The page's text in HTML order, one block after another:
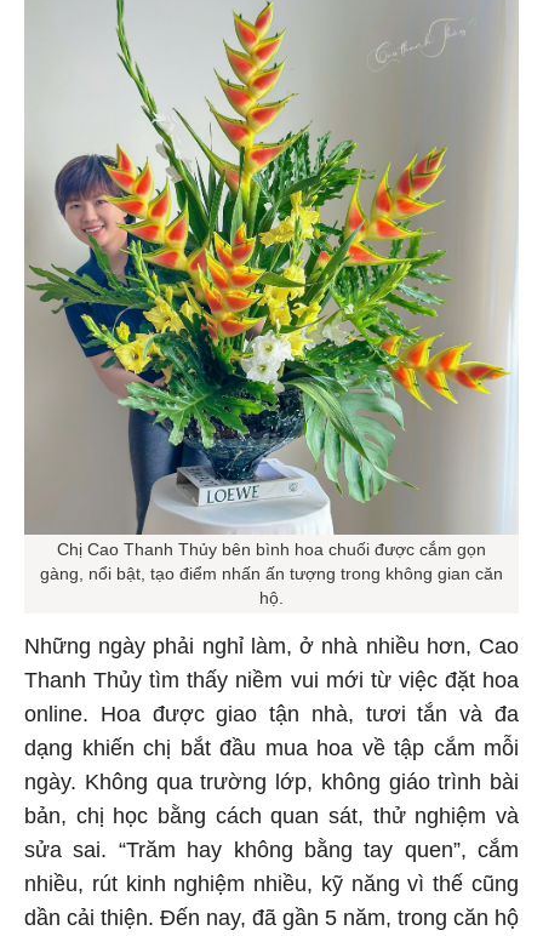
Chị Cao Thanh Thủy bên bình hoa chuối được cắm gọn
gàng, nổi bật, tạo điểm nhấn ấn tượng trong không gian căn
hộ.
Những ngày phải nghỉ làm, ở nhà nhiều hơn, Cao
Thanh Thủy tìm thấy niềm vui mới từ việc đặt hoa
online. Hoa được giao tận nhà, tươi tắn và đa
dạng khiến chị bắt đầu mua hoa về tập cắm mỗi
ngày. Không qua trường lớp, không giáo trình bài
bản, chị học bằng cách quan sát, thử nghiệm và
sửa sai. “Trăm hay không bằng tay quen”, cắm
nhiều, rút kinh nghiệm nhiều, kỹ năng vì thế cũng
dần cải thiện. Đến nay, đã gần 5 năm, trong căn hộ